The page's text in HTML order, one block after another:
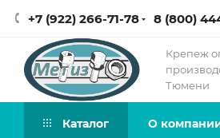
+7 (922) 266-71-78 8 (800)
Крепеж
Тюмени
Каталог О